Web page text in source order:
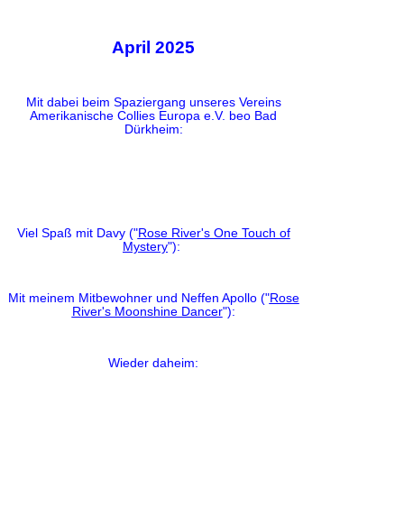
April 2025
Mit dabei beim Spaziergang unseres Vereins
Amerikanische Collies Europa e.V. beo Bad
Dürkheim:
Viel Spaß mit Davy ("Rose River's One Touch of
Mystery"):
Mit meinem Mitbewohner und Neffen Apollo ("Rose
River's Moonshine Dancer"):
Wieder daheim: